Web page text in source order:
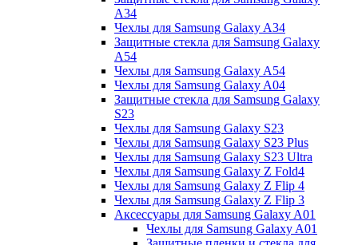
A34
Чехлы для Samsung Galaxy A34
Защитные стекла для Samsung Galaxy
A54
Чехлы для Samsung Galaxy A54
Чехлы для Samsung Galaxy A04
Защитные стекла для Samsung Galaxy
S23
Чехлы для Samsung Galaxy S23
Чехлы для Samsung Galaxy S23 Plus
Чехлы для Samsung Galaxy S23 Ultra
Чехлы для Samsung Galaxy Z Fold4
Чехлы для Samsung Galaxy Z Flip 4
Чехлы для Samsung Galaxy Z Flip 3
Аксессуары для Samsung Galaxy A01
Чехлы для Samsung Galaxy A01